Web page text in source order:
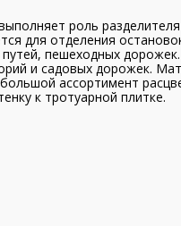
роль
для отделения
пешеходных
и садовых дорожек.
ассортимент
к тротуарной плитке.